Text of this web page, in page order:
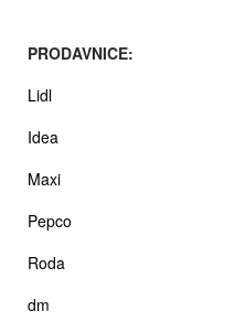
PRODAVNICE:
Lidl
Idea
Maxi
Pepco
Roda
dm